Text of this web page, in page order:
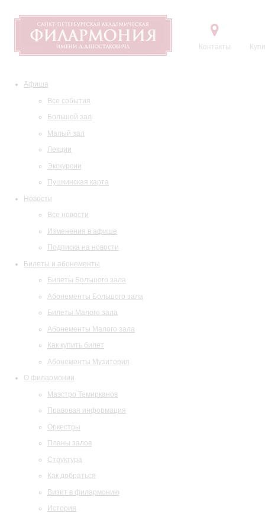
Контакты
Афиша
Все события
Большой зал
Малый зал
Лекции
Экскурсии
Пушкинская карта
Новости
Все новости
Изменения в афише
Подписка на новости
Билеты и абонементы
Билеты Большого зала
Абонементы Большого зала
Билеты Малого зала
Абонементы Малого зала
Как купить билет
Абонементы Музитория
О филармонии
Маэстро Темирканов
Правовая информация
Оркестры
Планы залов
Структура
Как добраться
Визит в филармонию
История